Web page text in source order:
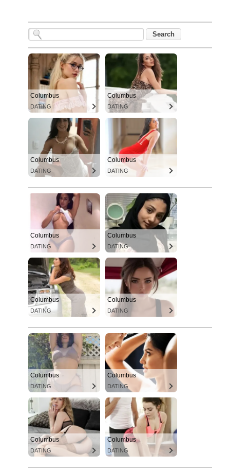
Columbus
DATING
Columbus
DATING
Columbus
DATING
Columbus
DATING
Columbus
DATING
Columbus
DATING
Columbus
DATING
Columbus
DATING
Columbus
DATING
Columbus
DATING
Columbus
DATING
Columbus
DATING